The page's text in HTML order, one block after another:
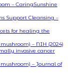
– CaringSunshine
Support Cleansing –
for healing the
– NIH (2024)
invasive cancer
– Journal of